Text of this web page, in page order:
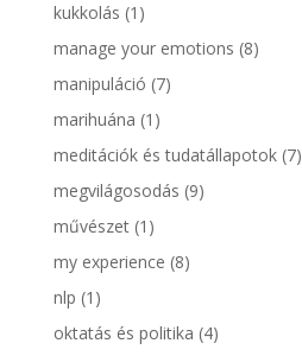
kukkolás (1)
manage your emotions (8)
manipuláció (7)
marihuána (1)
meditációk és tudatállapotok(7)
megvilágosodás (9)
művészet(1)
my experience (8)
nlp (1)
oktatás és politika (4)